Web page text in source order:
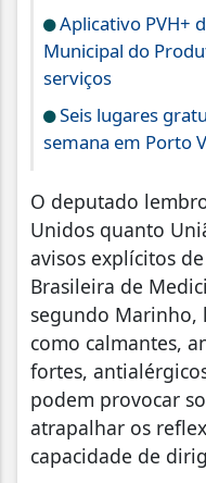
Aplicativo PVH+
Municipal do
serviços
Seis lugares
semana em Porto
O deputado
Unidos quanto
avisos explícitos
Brasileira de
segundo Marinho,
como calmantes,
fortes,
podem provocar
atrapalhar os
capacidade de